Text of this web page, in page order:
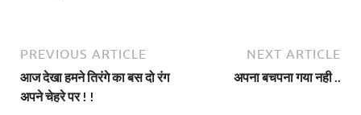
PREVIOUS ARTICLE
आज देखा हमने तिरंगे का बस दो रंग
अपने चेहरे पर ! !
NEXT ARTICLE
अपना बचपना गया नही ..